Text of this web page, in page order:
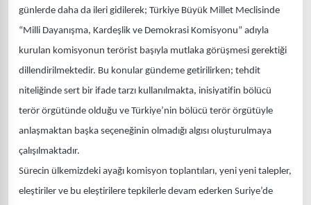
günlerde daha da ileri gidilerek; Türkiye Büyük Millet Meclisinde
“Milli Dayanışma, Kardeşlik ve Demokrasi Komisyonu” adıyla
kurulan komisyonun terörist başıyla mutlaka görüşmesi gerektiği
dillendirilmektedir. Bu konular gündeme getirilirken; tehdit
niteliğinde sert bir ifade tarzı kullanılmakta, inisiyatifin bölücü
terör örgütünde olduğu ve Türkiye’nin bölücü terör örgütüyle
anlaşmaktan başka seçeneğinin olmadığı algısı oluşturulmaya
çalışılmaktadır.
Sürecin ülkemizdeki ayağı komisyon toplantıları, yeni yeni talepler,
eleştiriler ve bu eleştirilere tepkilerle devam ederken Suriye’de